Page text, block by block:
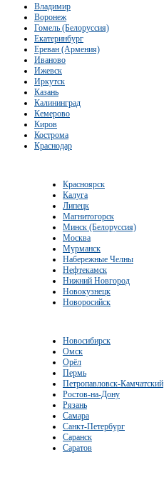
Владимир
Воронеж
Гомель (Белоруссия)
Екатеринбург
Ереван (Армения)
Иваново
Ижевск
Иркутск
Казань
Калининград
Кемерово
Киров
Кострома
Краснодар
Красноярск
Калуга
Липецк
Магнитогорск
Минск (Белоруссия)
Москва
Мурманск
Набережные Челны
Нефтекамск
Нижний Новгород
Новокузнецк
Новоросийск
Новосибирск
Омск
Орёл
Пермь
Петропавловск-Камчатский
Ростов-на-Дону
Рязань
Самара
Санкт-Петербург
Саранск
Саратов